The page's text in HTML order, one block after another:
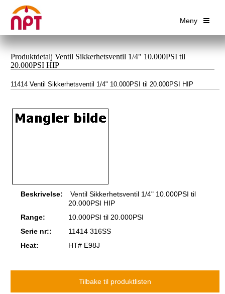
Meny
Produktdetalj Ventil Sikkerhetsventil 1/4" 10.000PSI til
20.000PSI HIP
11414 Ventil Sikkerhetsventil 1/4" 10.000PSI til 20.000PSI HIP
Beskrivelse:
Ventil Sikkerhetsventil 1/4" 10.000PSI til
20.000PSI HIP
Range:
10.000PSI til 20.000PSI
Serie nr::
11414 316SS
Heat:
HT# E98J